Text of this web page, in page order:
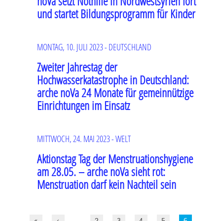
und startet Bildungsprogramm für Kinder
MONTAG, 10. JULI 2023 - DEUTSCHLAND
Zweiter Jahrestag der
Hochwasserkatastrophe in Deutschland:
arche noVa 24 Monate für gemeinnützige
Einrichtungen im Einsatz
MITTWOCH, 24. MAI 2023 - WELT
Aktionstag Tag der Menstruationshygiene
am 28.05. – arche noVa sieht rot:
Menstruation darf kein Nachteil sein